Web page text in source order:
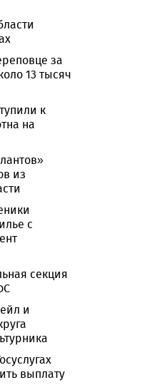
за
13 тысяч
к
на
из
с
секция
и
выплату